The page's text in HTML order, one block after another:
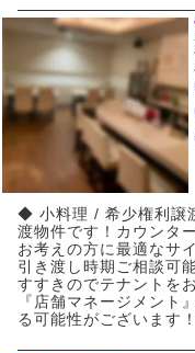
◆ 小料理 / 希少権利譲
渡物件です！カウンタ
お考えの方に最適なサ
引き渡し時期ご相談可
すすきのでテナントを
『店舗マネージメン
る可能性がございます